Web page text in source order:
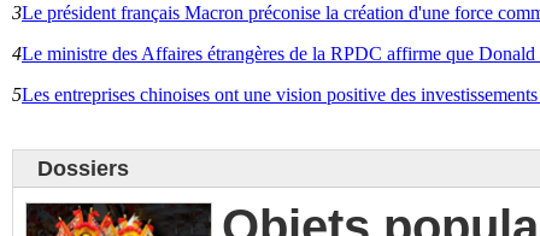
3Le président français Macron préconise la création d'une force
4Le ministre des Affaires étrangères de la RPDC affirme que
5Les entreprises chinoises ont une vision positive des
Dossiers